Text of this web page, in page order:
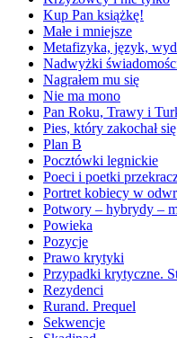
Kup Pan książkę!
Małe i mniejsze
Metafizyka, język,
Nadwyżki
Nagrałem mu się
Nie ma mono
Pan Roku, Trawy i
Pies, który zakochał
Plan B
Pocztówki legnickie
Poeci i poetki
Portret kobiecy w
Potwory – hybrydy –
Powieka
Pozycje
Prawo krytyki
Przypadki krytyczne.
Rezydenci
Rurand. Prequel
Sekwencje